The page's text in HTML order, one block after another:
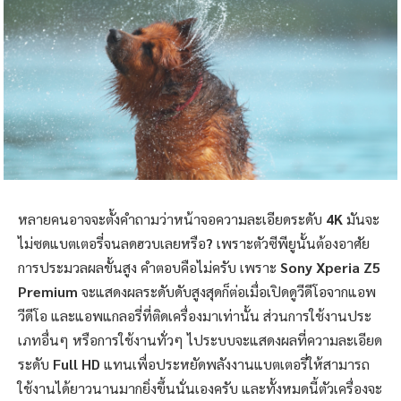
หลายคนอาจจะตั้งคำถามว่าหน้าจอความละเอียดระดับ 4K มันจะ
ไม่ซดแบตเตอรี่จนลดฮวบเลยหรือ? เพราะตัวซีพียูนั้นต้องอาศัย
การประมวลผลขั้นสูง คำตอบคือไม่ครับ เพราะ Sony Xperia Z5
Premium จะแสดงผลระดับดับสูงสุดก็ต่อเมื่อเปิดดูวีดีโอจากแอพ
วีดีโอ และแอพแกลอรี่ที่ติดเครื่องมาเท่านั้น ส่วนการใช้งานประ
เภทอื่นๆ หรือการใช้งานทั่วๆ ไประบบจะแสดงผลที่ความละเอียด
ระดับ Full HD แทนเพื่อประหยัดพลังงานแบตเตอรี่ให้สามารถ
ใช้งานได้ยาวนานมากยิ่งขึ้นนั่นเองครับ และทั้งหมดนี้ตัวเครื่องจะ